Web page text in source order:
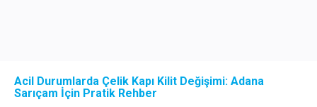
Acil Durumlarda Çelik Kapı Kilit Değişimi: Adana
Sarıçam İçin Pratik Rehber